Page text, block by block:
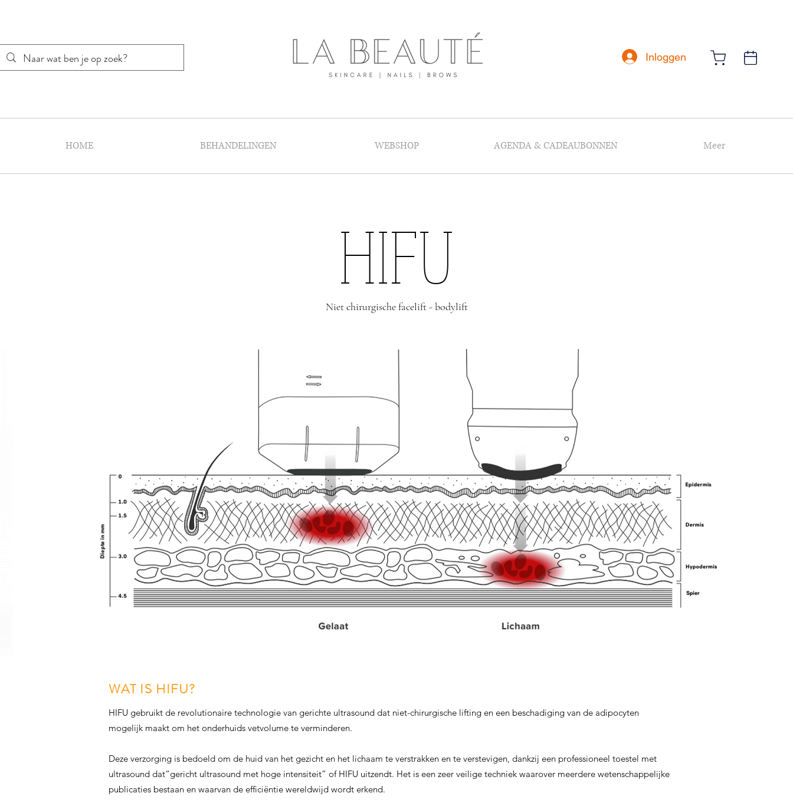
Inloggen
HOME BEHANDELINGEN WEBSHOP AGENDA & CADEAUBONNEN Meer
HIFU
Niet chirurgische facelift - bodylift
WAT IS HIFU?
HIFU gebruikt de revolutionaire technologie van gerichte ultrasound dat niet-chirurgische lifting en een beschadiging van de adipocyten
mogelijk maakt om het onderhuids vetvolume te verminderen.
Deze verzorging is bedoeld om de huid van het gezicht en het lichaam te verstrakken en te verstevigen, dankzij een professioneel toestel met
ultrasound dat“gericht ultrasound met hoge intensiteit” of HIFU uitzendt. Het is een zeer veilige techniek waarover meerdere wetenschappelijke
publicaties bestaan en waarvan de efficiëntie wereldwijd wordt erkend.